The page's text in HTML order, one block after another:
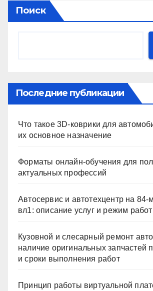
Поиск
Последние публикации
Что такое 3D-коврики для
их основное назначение
Форматы онлайн-обучения для
актуальных профессий
Автосервис и автотехцентр на
вл1: описание услуг и режим
Кузовной и слесарный ремонт
наличие оригинальных запчастей
и сроки выполнения работ
Принцип работы виртуальной